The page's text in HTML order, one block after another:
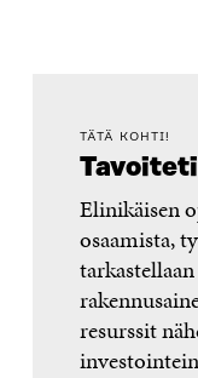
TÄTÄ KOHTI!
Elinikäisen
osaamista,
resurssit